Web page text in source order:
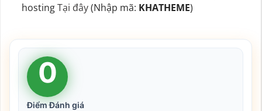
hostingTại đây(Nhập mã: KHATHEME)
0
Điểm Đánh giá